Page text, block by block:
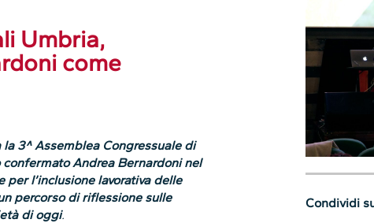
Umbria,
come
3^ Assemblea Congressuale di
Andrea Bernardoni nel
l’inclusione lavorativa delle
percorso di riflessione sulle
di oggi.
Condividi